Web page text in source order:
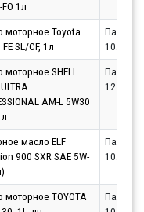
1л
моторное Toyota
SL/CF, 1л
Партнёр
SHELL
AM-L 5W30
Партнёр
масло ELF
900 SXR SAE 5W-
Партнёр
моторное TOYOTA
Партнёр